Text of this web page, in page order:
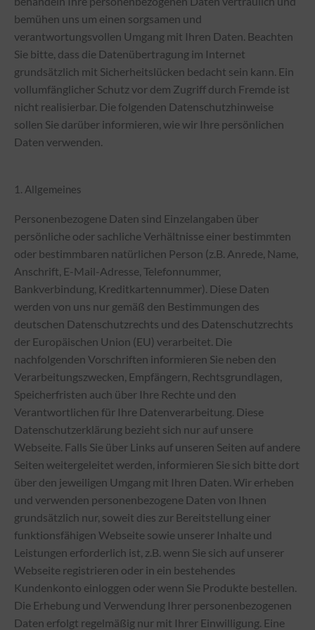
bemühen uns um einen sorgsamen und
verantwortungsvollen Umgang mit Ihren Daten. Beachten
Sie bitte, dass die Datenübertragung im Internet
grundsätzlich mit Sicherheitslücken bedacht sein kann. Ein
vollumfänglicher Schutz vor dem Zugriff durch Fremde ist
nicht realisierbar. Die folgenden Datenschutzhinweise
sollen Sie darüber informieren, wie wir Ihre persönlichen
Daten verwenden.
1. Allgemeines
Personenbezogene Daten sind Einzelangaben über
persönliche oder sachliche Verhältnisse einer bestimmten
oder bestimmbaren natürlichen Person (z.B. Anrede, Name,
Anschrift, E-Mail-Adresse, Telefonnummer,
Bankverbindung, Kreditkartennummer). Diese Daten
werden von uns nur gemäß den Bestimmungen des
deutschen Datenschutzrechts und des Datenschutzrechts
der Europäischen Union (EU) verarbeitet. Die
nachfolgenden Vorschriften informieren Sie neben den
Verarbeitungszwecken, Empfängern, Rechtsgrundlagen,
Speicherfristen auch über Ihre Rechte und den
Verantwortlichen für Ihre Datenverarbeitung. Diese
Datenschutzerklärung bezieht sich nur auf unsere
Webseite. Falls Sie über Links auf unseren Seiten auf andere
Seiten weitergeleitet werden, informieren Sie sich bitte dort
über den jeweiligen Umgang mit Ihren Daten. Wir erheben
und verwenden personenbezogene Daten von Ihnen
grundsätzlich nur, soweit dies zur Bereitstellung einer
funktionsfähigen Webseite sowie unserer Inhalte und
Leistungen erforderlich ist, z.B. wenn Sie sich auf unserer
Webseite registrieren oder in ein bestehendes
Kundenkonto einloggen oder wenn Sie Produkte bestellen.
Die Erhebung und Verwendung Ihrer personenbezogenen
Daten erfolgt regelmäßig nur mit Ihrer Einwilligung. Eine